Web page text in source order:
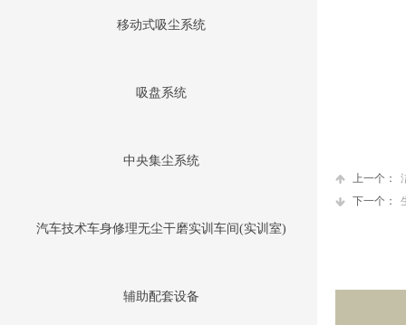
上一个：
下一个：
移动式吸尘系统
吸盘系统
中央集尘系统
汽车技术车身修理无尘干磨实训车间(实训室)
辅助配套设备